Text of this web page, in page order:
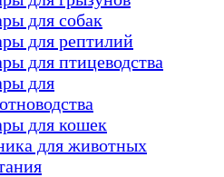
для собак
для рептилий
для птицеводства
для
для кошек
для животных